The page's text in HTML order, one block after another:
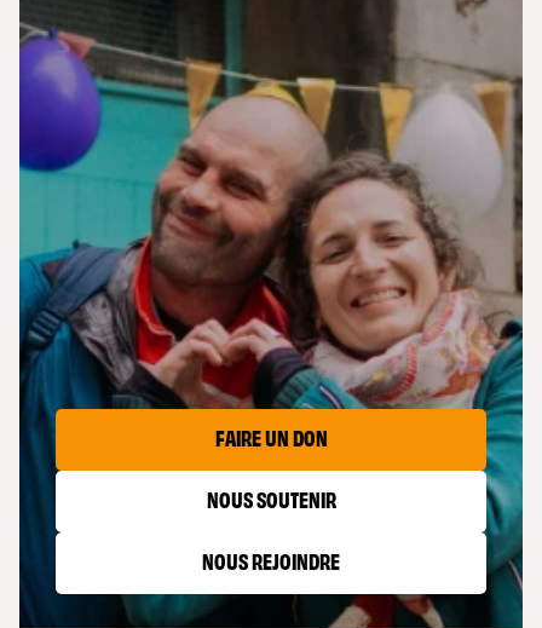
AIDER
LES CAPTIFS
FAIRE UN DON
NOUS SOUTENIR
NOUS REJOINDRE